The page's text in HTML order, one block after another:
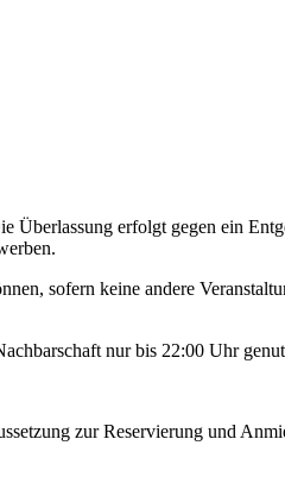
Überlassung erfolgt gegen ein
sofern keine andere
nur bis 22:00 Uhr
zur Reservierung und